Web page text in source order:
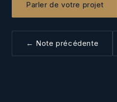
Parler de votre projet
← Note précédente